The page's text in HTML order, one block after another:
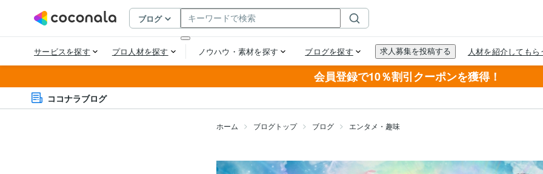
会員登録で10％割引クーポンを獲得！
ココナラブログ
ホーム ブログトップ ブログ エンタメ・趣味